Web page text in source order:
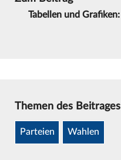
Tabellen und Grafiken:
Themen des Beitrages
Parteien Wahlen